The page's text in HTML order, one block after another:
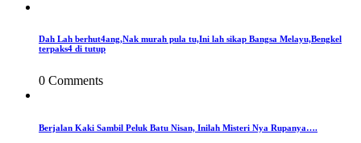
Dah Lah berhut4ang,Nak murah pula tu,Ini lah sikap Bangsa Melayu,Bengkel
terpaks4 di tutup
0 Comments
Berjalan Kaki Sambil Peluk Batu Nisan, Inilah Misteri Nya Rupanya….